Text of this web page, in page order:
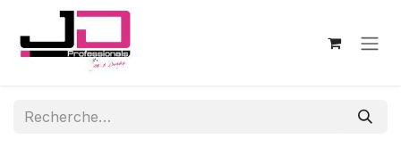
Se rendre au contenu